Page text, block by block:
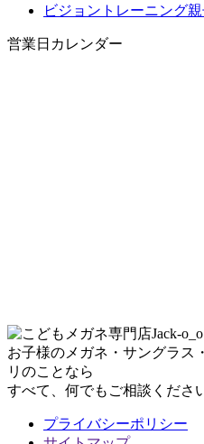
ビジョントレーニング
営業日カレンダー
お子様のメガネ・サングラス
リのことなら
すべて、何でもご相談くださ
プライバシーポリシー